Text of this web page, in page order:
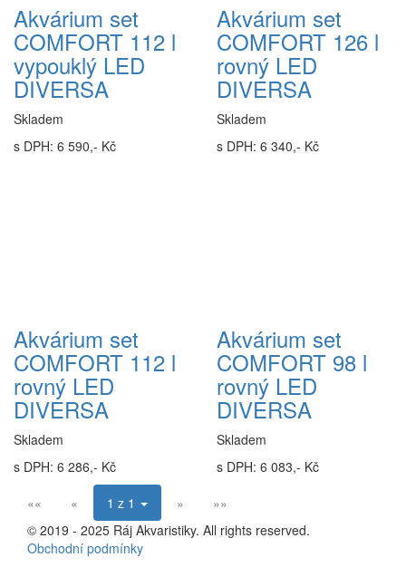
Akvárium set
COMFORT 112 l
vypouklý LED
DIVERSA
Skladem
s DPH: 6 590,- Kč
Akvárium set
COMFORT 126 l
rovný LED
DIVERSA
Skladem
s DPH: 6 340,- Kč
Akvárium set
COMFORT 112 l
rovný LED
DIVERSA
Skladem
s DPH: 6 286,- Kč
Akvárium set
COMFORT 98 l
rovný LED
DIVERSA
Skladem
s DPH: 6 083,- Kč
««
« 1 z 1 »
»»
© 2019 - 2025 Ráj Akvaristiky. All rights reserved.
Obchodní podmínky